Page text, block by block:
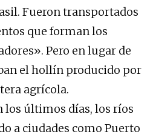
Fueron transportados
que forman los
Pero en lugar de
el hollín producido por
agrícola.
los últimos días, los ríos
a ciudades como Puerto